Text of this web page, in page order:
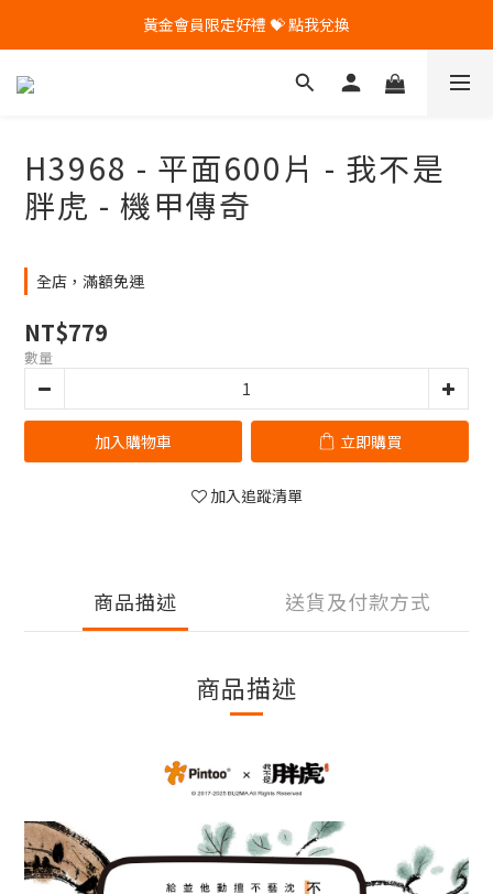
🎁 Pintoo送您專屬生日禮 🎁
黃金會員限定好禮 💝 點我兌換
🎁 Pintoo送您專屬生日禮 🎁
H3968 - 平面600片 - 我不是
胖虎 - 機甲傳奇
全店，滿額免運
NT$779
數量
加入購物車 立即購買
加入追蹤清單
商品描述 送貨及付款方式
商品描述